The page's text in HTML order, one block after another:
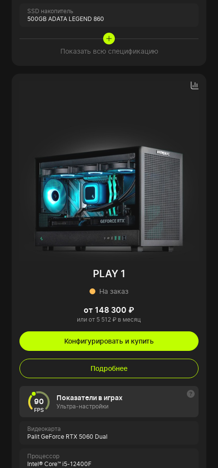
SSD накопитель
500GB ADATA LEGEND 860
Показать всю спецификацию
PLAY 1
На заказ
от 148 300 ₽
или от 5 512 ₽ в месяц
Конфигурировать и купить
Подробнее
90
FPS
Показатели в играх
Ультра-настройки
Видеокарта
Palit GeForce RTX 5060 Dual
Процессор
Intel® Core™ i5-12400F